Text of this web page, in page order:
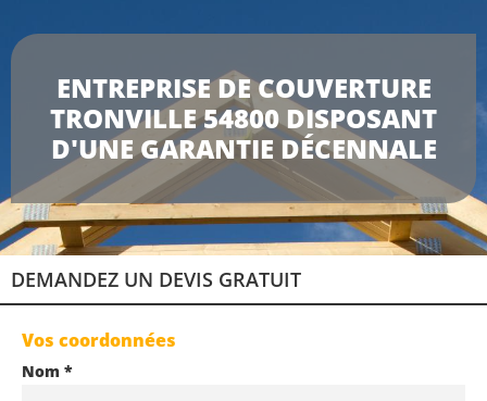
ENTREPRISE DE COUVERTURE
TRONVILLE 54800 DISPOSANT
D'UNE GARANTIE DÉCENNALE
DEMANDEZ UN DEVIS GRATUIT
Vos coordonnées
Nom *